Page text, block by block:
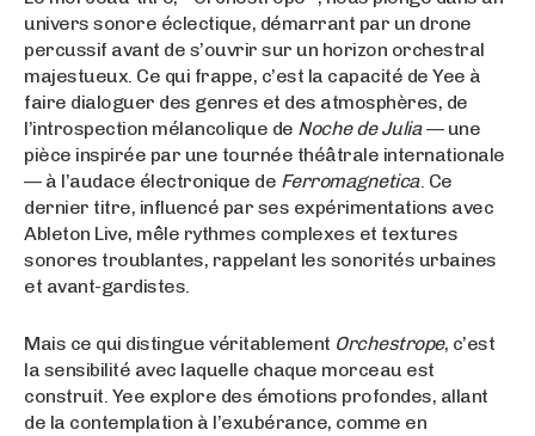
univers sonore éclectique, démarrant par un drone
percussif avant de s’ouvrir sur un horizon orchestral
majestueux. Ce qui frappe, c’est la capacité de Yee à
faire dialoguer des genres et des atmosphères, de
l’introspection mélancolique de Noche de Julia— une
pièce inspirée par une tournée théâtrale internationale
— à l’audace électronique de Ferromagnetica. Ce
dernier titre, influencé par ses expérimentations avec
Ableton Live, mêle rythmes complexes et textures
sonores troublantes, rappelant les sonorités urbaines
et avant-gardistes.
Mais ce qui distingue véritablement Orchestrope, c’est
la sensibilité avec laquelle chaque morceau est
construit. Yee explore des émotions profondes, allant
de la contemplation à l’exubérance, comme en